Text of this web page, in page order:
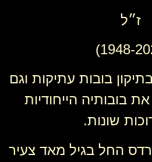
ז״ל
בובות עתיקות וגם
בובותיה הייחודיות
שונות.
החל בגיל מאד צעיר